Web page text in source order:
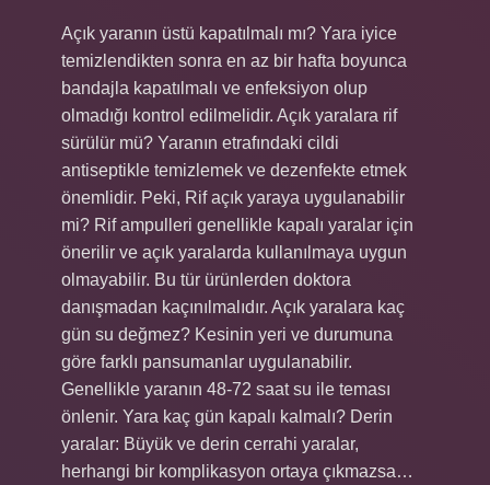
Açık yaranın üstü kapatılmalı mı? Yara iyice
temizlendikten sonra en az bir hafta boyunca
bandajla kapatılmalı ve enfeksiyon olup
olmadığı kontrol edilmelidir. Açık yaralara rif
sürülür mü? Yaranın etrafındaki cildi
antiseptikle temizlemek ve dezenfekte etmek
önemlidir. Peki, Rif açık yaraya uygulanabilir
mi? Rif ampulleri genellikle kapalı yaralar için
önerilir ve açık yaralarda kullanılmaya uygun
olmayabilir. Bu tür ürünlerden doktora
danışmadan kaçınılmalıdır. Açık yaralara kaç
gün su değmez? Kesinin yeri ve durumuna
göre farklı pansumanlar uygulanabilir.
Genellikle yaranın 48-72 saat su ile teması
önlenir. Yara kaç gün kapalı kalmalı? Derin
yaralar: Büyük ve derin cerrahi yaralar,
herhangi bir komplikasyon ortaya çıkmazsa…